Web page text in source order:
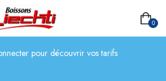
0
pour découvrir vos tarifs